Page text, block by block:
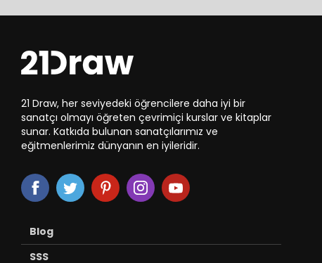
21 Draw, her seviyedeki öğrencilere daha iyi bir
sanatçı olmayı öğreten çevrimiçi kurslar ve kitaplar
sunar. Katkıda bulunan sanatçılarımız ve
eğitmenlerimiz dünyanın en iyileridir.
Blog
SSS